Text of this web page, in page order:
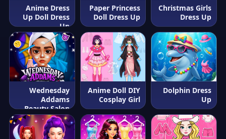
Christmas Girls
Dress Up
Paper Princess
Doll Dress Up
Anime Dress
Up Doll Dress
Up
Dolphin Dress
Up
Anime Doll DIY
Cosplay Girl
Wednesday
Addams
Beauty Salon